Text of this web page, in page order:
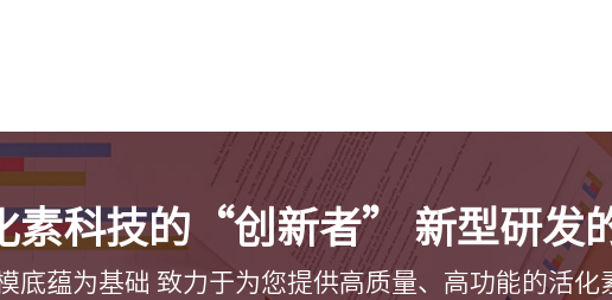
素科技的“创新者” 新型研
底蕴为基础 致力于为您提供高质量、高功能的活